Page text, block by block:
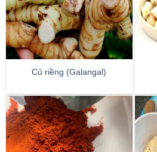
Củ riềng (Galangal)